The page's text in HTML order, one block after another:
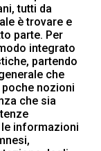
tutti da
è trovare e
parte. Per
integrato
partendo
che
nozioni
che sia
informazioni